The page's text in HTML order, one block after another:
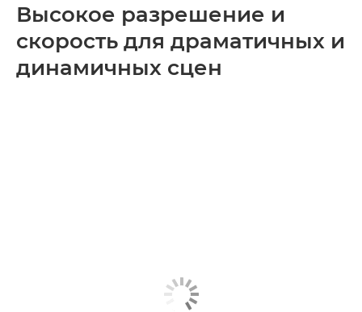
Высокое разрешение и
скорость для драматичных и
динамичных сцен